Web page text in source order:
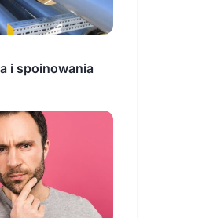
i spoinowania